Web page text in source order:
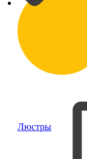
Люстры